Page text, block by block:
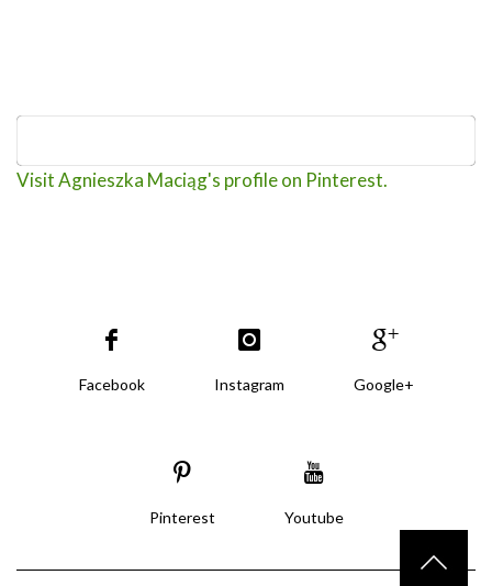
Visit Agnieszka Maciąg's profile on Pinterest.
Facebook Instagram Google+
Pinterest Youtube